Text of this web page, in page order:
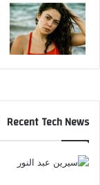
Recent Tech News